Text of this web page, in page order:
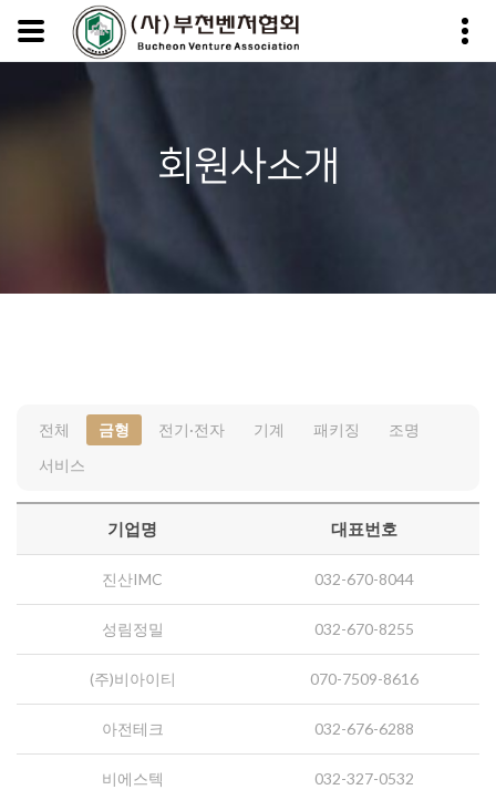
회원사소개
전체 금형 전기·전자 기계 패키징
조명
서비스
기업명 대표번호
진산IMC 032-670-8044
성림정밀 032-670-8255
(주)비아이티 070-7509-8616
아전테크 032-676-6288
비에스텍 032-327-0532